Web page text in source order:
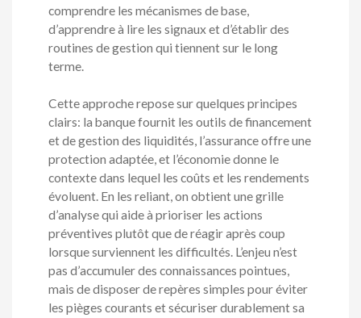
comprendre les mécanismes de base,
d’apprendre à lire les signaux et d’établir des
routines de gestion qui tiennent sur le long
terme.
Cette approche repose sur quelques principes
clairs: la banque fournit les outils de financement
et de gestion des liquidités, l’assurance offre une
protection adaptée, et l’économie donne le
contexte dans lequel les coûts et les rendements
évoluent. En les reliant, on obtient une grille
d’analyse qui aide à prioriser les actions
préventives plutôt que de réagir après coup
lorsque surviennent les difficultés. L’enjeu n’est
pas d’accumuler des connaissances pointues,
mais de disposer de repères simples pour éviter
les pièges courants et sécuriser durablement sa